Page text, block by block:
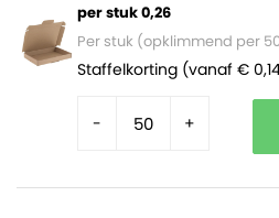
per stuk 0,26
Per stuk (opklimmend per
Staffelkorting (vanaf €
- +